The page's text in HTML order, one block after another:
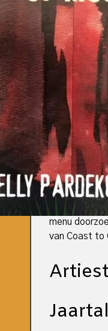
Dit is slechts
uitgebreide
Coast.
Voor
kunt u
Voor
beschikbaar.
In deze
recente
zoekopties
hieronder.
Tip: met het
menu
van Coast to
Artiest
Jaartal